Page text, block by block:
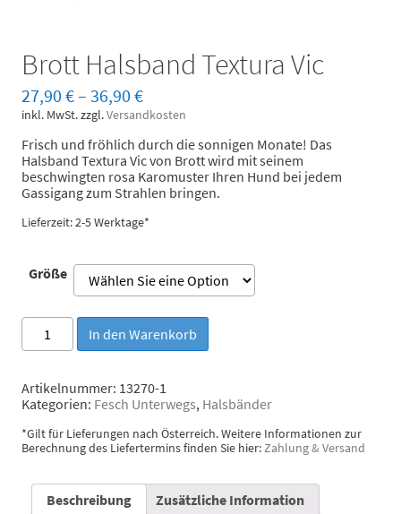
Brott Halsband Textura Vic
27,90 €– 36,90 €
inkl. MwSt.zzgl.Versandkosten
Frisch und fröhlich durch die sonnigen Monate! Das
Halsband Textura Vic von Brott wird mit seinem
beschwingten rosa Karomuster Ihren Hund bei jedem
Gassigang zum Strahlen bringen.
Lieferzeit: 2-5 Werktage*
Größe
Brott
Halsband
Textura
Menge
In den Warenkorb
Artikelnummer: 13270-1
Kategorien: Fesch Unterwegs, Halsbänder
*Gilt für Lieferungen nach Österreich. Weitere Informationen zur
Berechnung des Liefertermins finden Sie hier:Zahlung & Versand
Beschreibung Zusätzliche Information